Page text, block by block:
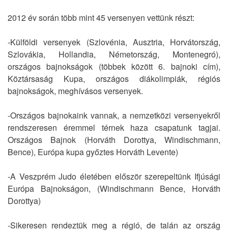
2012 év során több mint 45 versenyen vettünk részt:
-Külföldi versenyek (Szlovénia, Ausztria, Horvátország,
Szlovákia, Hollandia, Németország, Montenegró),
országos bajnokságok (többek között 6. bajnoki cím),
Köztársaság Kupa, országos diákolimpiák, régiós
bajnokságok, meghívásos versenyek.
-Országos bajnokaink vannak, a nemzetközi versenyekről
rendszeresen éremmel térnek haza csapatunk tagjai.
Országos Bajnok (Horváth Dorottya, Windischmann,
Bence), Európa kupa győztes Horváth Levente)
-A Veszprém Judo életében először szerepeltünk Ifjúsági
Európa Bajnokságon, (Windischmann Bence, Horváth
Dorottya)
-Sikeresen rendeztük meg a régió, de talán az ország